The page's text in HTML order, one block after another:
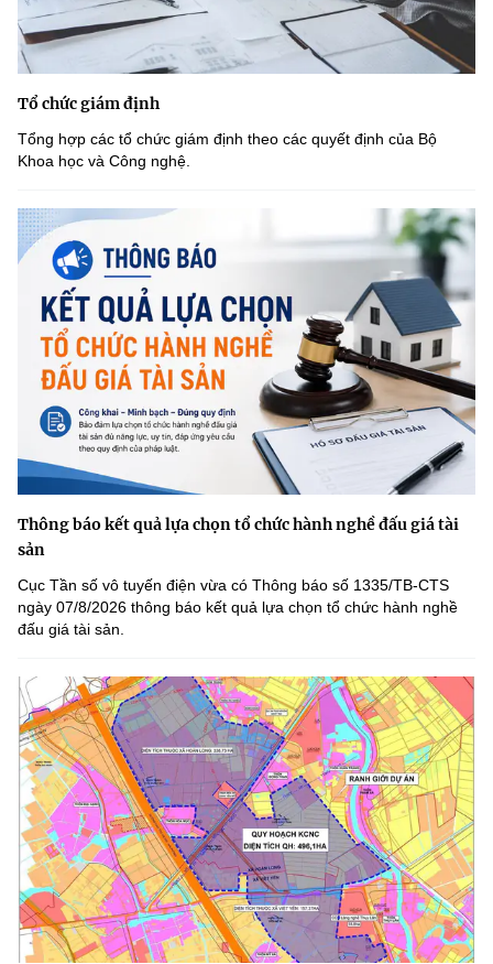
Tổ chức giám định
Tổng hợp các tổ chức giám định theo các quyết định của Bộ
Khoa học và Công nghệ.
Thông báo kết quả lựa chọn tổ chức hành nghề đấu giá tài
sản
Cục Tần số vô tuyến điện vừa có Thông báo số 1335/TB-CTS
ngày 07/8/2026 thông báo kết quả lựa chọn tổ chức hành nghề
đấu giá tài sản.